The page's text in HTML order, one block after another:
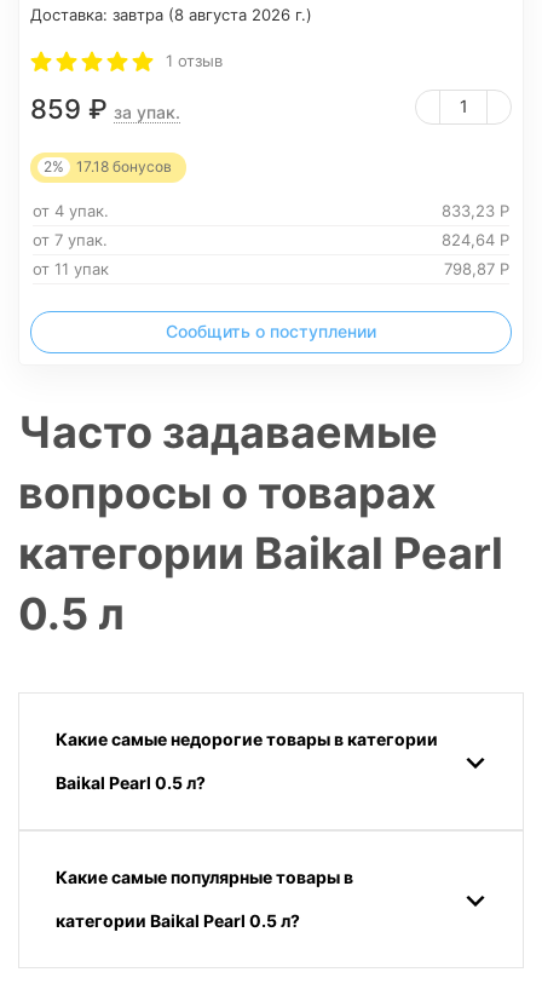
Доставка: завтра (8 августа 2026 г.)
1 отзыв
859 ₽ за упак.
2% 17.18 бонусов
от 4 упак. 833,23 Р
от 7 упак.
824,64 Р
от 11 упак
798,87 Р
Сообщить о поступлении
Часто задаваемые
вопросы о товарах
категории Baikal Pearl
0.5 л
Какие самые недорогие товары в категории
Baikal Pearl 0.5 л?
Какие самые популярные товары в
категории Baikal Pearl 0.5 л?